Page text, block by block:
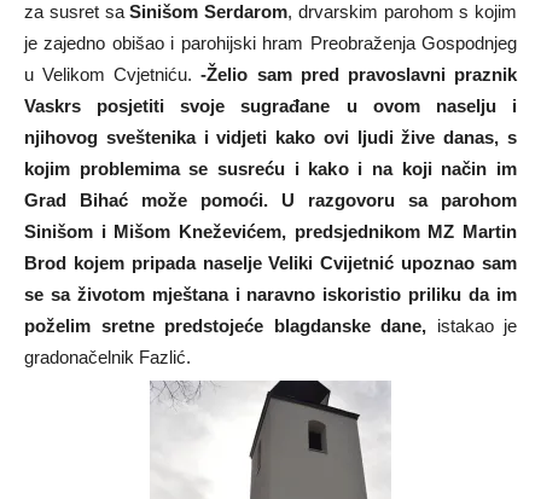
za susret saSinišom Serdarom, drvarskim parohom s kojim
je zajedno obišao i parohijski hram Preobraženja Gospodnjeg
u Velikom Cvjetniću.-Želio sam pred pravoslavni praznik
Vaskrs posjetiti svoje sugrađane u ovom naselju i
njihovog sveštenika i vidjeti kako ovi ljudi žive danas, s
kojim problemima se susreću i kako i na koji način im
Grad Bihać može pomoći. U razgovoru sa parohom
Sinišom i Mišom Kneževićem, predsjednikom MZ Martin
Brod kojem pripada naselje Veliki Cvijetnić upoznao sam
se sa životom mještana i naravno iskoristio priliku da im
poželim sretne predstojeće blagdanske dane, istakao je
gradonačelnik Fazlić.